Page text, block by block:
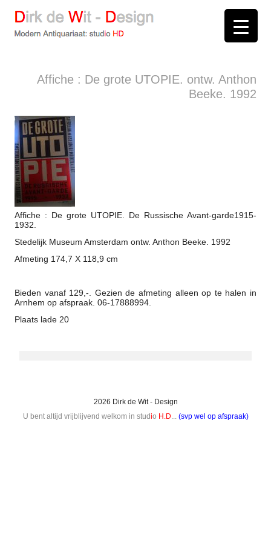
Dirk de Wit - Design
Modern Antiquariaat: studio HD
Affiche : De grote UTOPIE. ontw. Anthon
Beeke. 1992
Affiche : De grote UTOPIE. De Russische Avant-garde1915-
1932.
Stedelijk Museum Amsterdam ontw. Anthon Beeke. 1992
Afmeting 174,7 X 118,9 cm
Bieden vanaf 129,-. Gezien de afmeting alleen op te halen in
Arnhem op afspraak. 06-17888994.
Plaats lade 20
2026 Dirk de Wit - Design
U bent altijd vrijblijvend welkom in studio H.D... (svp wel op afspraak)